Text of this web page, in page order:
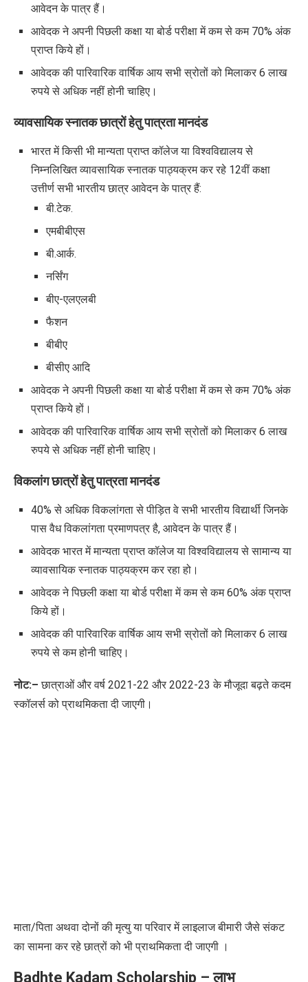
आवेदन के पात्र हैं।
आवेदक ने अपनी पिछली कक्षा या बोर्ड परीक्षा में कम से कम 70% अंक
प्राप्त किये हों।
आवेदक की पारिवारिक वार्षिक आय सभी स्रोतों को मिलाकर 6 लाख
रुपये से अधिक नहीं होनी चाहिए।
व्यावसायिक स्नातक छात्रों हेतु पात्रता मानदंड
भारत में किसी भी मान्यता प्राप्त कॉलेज या विश्वविद्यालय से
निम्नलिखित व्यावसायिक स्नातक पाठ्यक्रम कर रहे 12वीं कक्षा
उत्तीर्ण सभी भारतीय छात्र आवेदन के पात्र हैं:
बी.टेक.
एमबीबीएस
बी.आर्क.
नर्सिंग
बीए-एलएलबी
फैशन
बीबीए
बीसीए आदि
आवेदक ने अपनी पिछली कक्षा या बोर्ड परीक्षा में कम से कम 70% अंक
प्राप्त किये हों।
आवेदक की पारिवारिक वार्षिक आय सभी स्रोतों को मिलाकर 6 लाख
रुपये से अधिक नहीं होनी चाहिए।
विकलांगछात्रों हेतु पात्रता मानदंड
40% से अधिक विकलांगता से पीड़ित वे सभी भारतीय विद्यार्थी जिनके
पास वैध विकलांगता प्रमाणपत्र है, आवेदन के पात्र हैं।
आवेदक भारत में मान्यता प्राप्त कॉलेज या विश्वविद्यालय से सामान्य या
व्यावसायिक स्नातक पाठ्यक्रम कर रहा हो।
आवेदक ने पिछली कक्षा या बोर्ड परीक्षा में कम से कम60% अंक प्राप्त
किये हों।
आवेदक की पारिवारिक वार्षिक आय सभी स्रोतों को मिलाकर 6लाख
रुपये से कम होनी चाहिए।
नोट:–छात्राओं और वर्ष 2021-22 और 2022-23 के मौजूदा बढ़ते कदम
स्कॉलर्स को प्राथमिकता दी जाएगी।
माता/पिता अथवा दोनों की मृत्यु या परिवार में लाइलाज बीमारी जैसे संकट
का सामना कर रहे छात्रों को भी प्राथमिकता दी जाएगी ।
Badhte Kadam Scholarship – लाभ